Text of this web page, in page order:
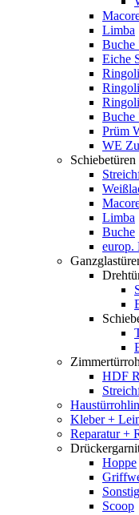
Limba
Buche
Eiche
Prüm
WE
Schiebetüren
Limba
Buche
europ.
HDF
Kleber +
Reparatur +
Hoppe
Scoop